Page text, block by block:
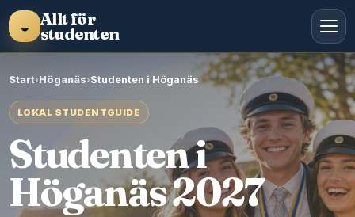
◒ Allt för
studenten
Start›Höganäs›Studenten i Höganäs
LOKAL STUDENTGUIDE
Studenten i
Höganäs 2027